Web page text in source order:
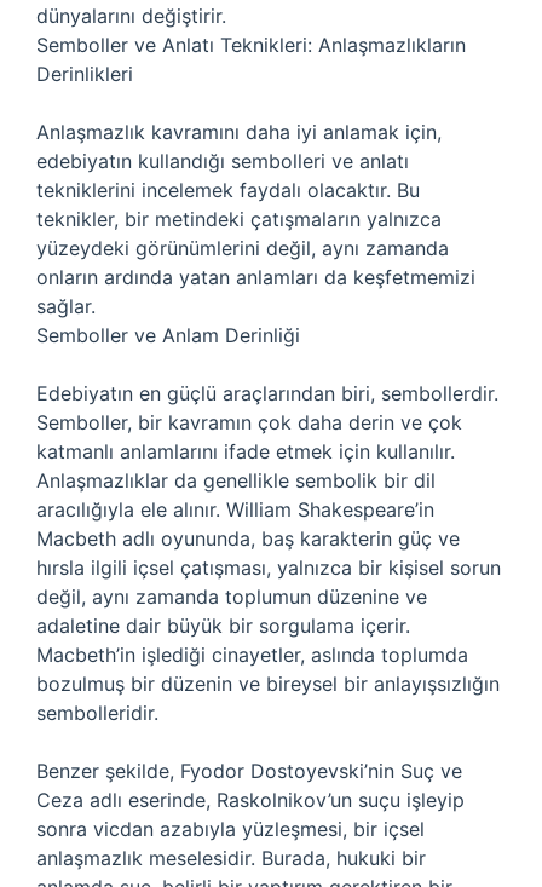
dünyalarını değiştirir.
Semboller ve Anlatı Teknikleri: Anlaşmazlıkların
Derinlikleri
Anlaşmazlık kavramını daha iyi anlamak için,
edebiyatın kullandığı sembolleri ve anlatı
tekniklerini incelemek faydalı olacaktır. Bu
teknikler, bir metindeki çatışmaların yalnızca
yüzeydeki görünümlerini değil, aynı zamanda
onların ardında yatan anlamları da keşfetmemizi
sağlar.
Semboller ve Anlam Derinliği
Edebiyatın en güçlü araçlarından biri, sembollerdir.
Semboller, bir kavramın çok daha derin ve çok
katmanlı anlamlarını ifade etmek için kullanılır.
Anlaşmazlıklar da genellikle sembolik bir dil
aracılığıyla ele alınır. William Shakespeare’in
Macbeth adlı oyununda, baş karakterin güç ve
hırsla ilgili içsel çatışması, yalnızca bir kişisel sorun
değil, aynı zamanda toplumun düzenine ve
adaletine dair büyük bir sorgulama içerir.
Macbeth’in işlediği cinayetler, aslında toplumda
bozulmuş bir düzenin ve bireysel bir anlayışsızlığın
sembolleridir.
Benzer şekilde, Fyodor Dostoyevski’nin Suç ve
Ceza adlı eserinde, Raskolnikov’un suçu işleyip
sonra vicdan azabıyla yüzleşmesi, bir içsel
anlaşmazlık meselesidir. Burada, hukuki bir